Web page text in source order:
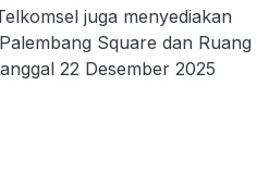
juga menyediakan
Square dan Ruang
22 Desember 2025